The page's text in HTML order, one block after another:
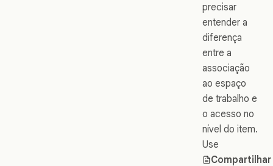
precisar
entender a
diferença
entre a
associação
ao espaço
de trabalho e
o acesso no
nível do item.
Use
Compartilhar